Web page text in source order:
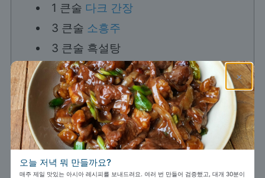
1 큰술 다크 간장
3 큰술 소흥주
3 큰술 흑설탕
1.5 큰술 마늘 다진 것
1.5 작은술 참기름
0.25 작은술 후춧가루
2 꼬집 생강가루
고명
×
오늘 저녁 뭐 만들까요?
매주 제일 맛있는 아시아 레시피를 보내드려요. 여러 번 만들어 검증했고, 대개 30분이